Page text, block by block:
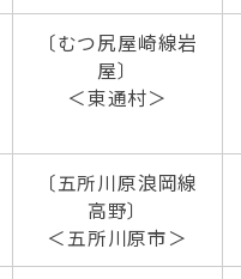
〔むつ尻屋崎線岩
屋〕
＜東通村＞
〔五所川原浪岡線
高野〕
＜五所川原市＞